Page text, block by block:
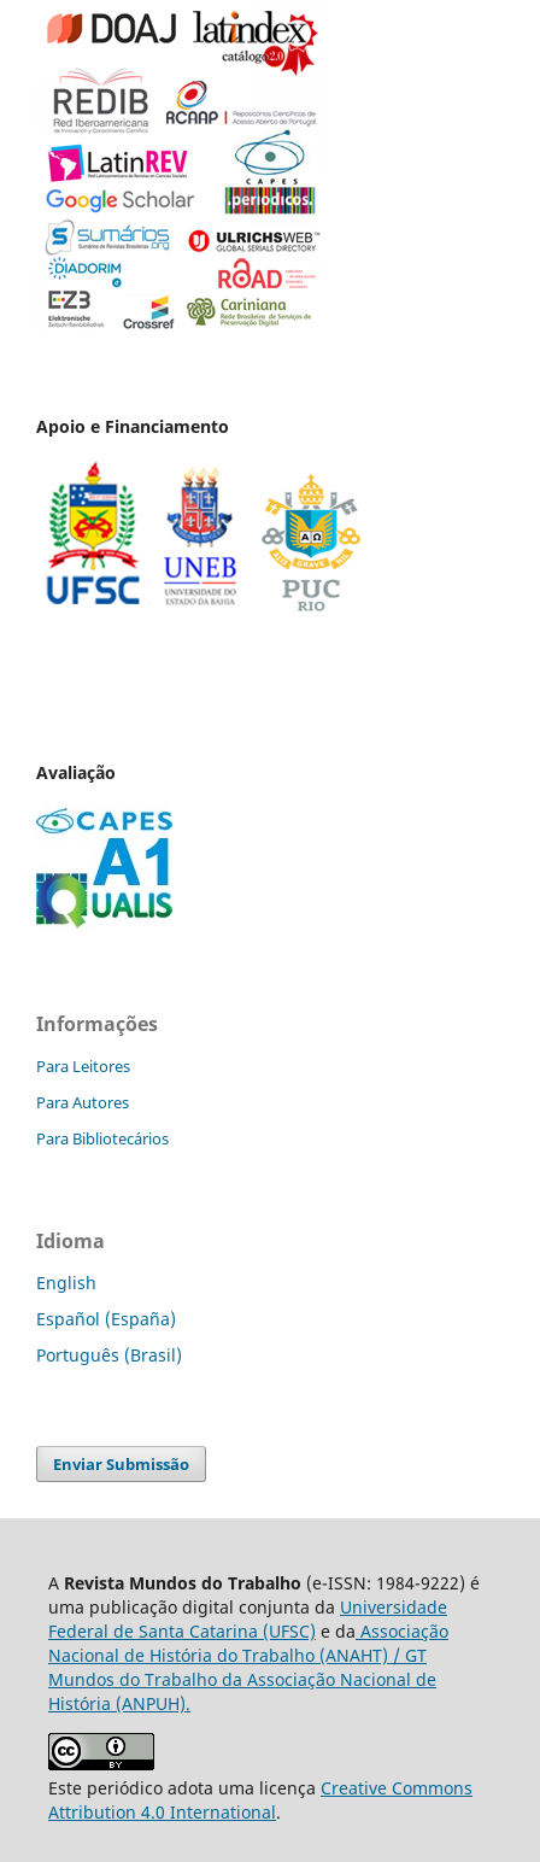
Apoio e Financiamento
Avaliação
Informações
Para Leitores
Para Autores
Para Bibliotecários
Idioma
English
Español (España)
Português (Brasil)
Enviar Submissão
A Revista Mundos do Trabalho (e-ISSN: 1984-9222) é
uma publicação digital conjunta da Universidade
Federal de Santa Catarina (UFSC) e da Associação
Nacional de História do Trabalho (ANAHT) / GT
Mundos do Trabalho da Associação Nacional de
História (ANPUH).
Este periódico adota uma licença Creative Commons
Attribution 4.0 International.